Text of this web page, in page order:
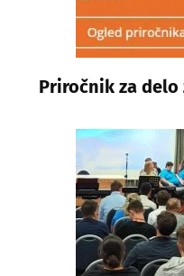
Priročnik za delo